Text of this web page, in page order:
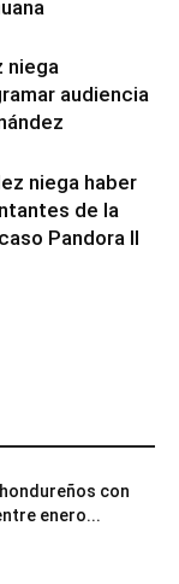
niega
audiencia
niega haber
de la
Pandora II
con
enero...